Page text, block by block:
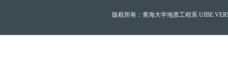
版权所有：青海大学地质工程系